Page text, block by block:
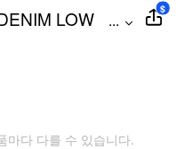
LOW
MICRO
...
$
마다 다를 수 있습니다.